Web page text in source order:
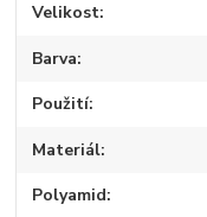
Velikost
Barva
Použití
Materiál
Polyamid